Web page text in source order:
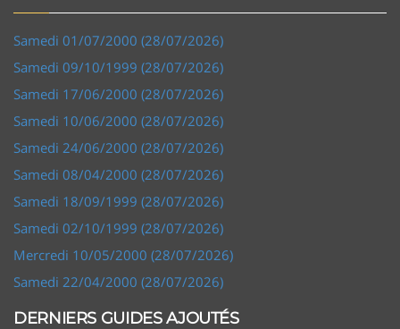
Samedi 01/07/2000 (28/07/2026)
Samedi 09/10/1999 (28/07/2026)
Samedi 17/06/2000 (28/07/2026)
Samedi 10/06/2000 (28/07/2026)
Samedi 24/06/2000 (28/07/2026)
Samedi 08/04/2000 (28/07/2026)
Samedi 18/09/1999 (28/07/2026)
Samedi 02/10/1999 (28/07/2026)
Mercredi 10/05/2000 (28/07/2026)
Samedi 22/04/2000 (28/07/2026)
DERNIERS GUIDES AJOUTÉS